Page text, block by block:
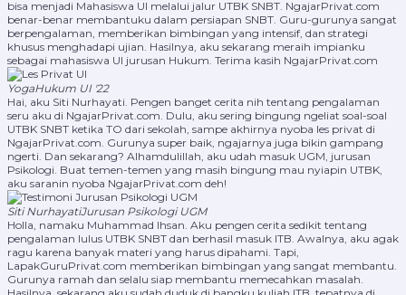
bisa menjadi Mahasiswa UI melalui jalur UTBK SNBT. NgajarPrivat.com
benar-benar membantuku dalam persiapan SNBT. Guru-gurunya sangat
berpengalaman, memberikan bimbingan yang intensif, dan strategi
khusus menghadapi ujian. Hasilnya, aku sekarang meraih impianku
sebagai mahasiswa UI jurusan Hukum. Terima kasih NgajarPrivat.com
YogaHukum UI '22
Hai, aku Siti Nurhayati. Pengen banget cerita nih tentang pengalaman
seru aku di NgajarPrivat.com. Dulu, aku sering bingung ngeliat soal-soal
UTBK SNBT ketika TO dari sekolah, sampe akhirnya nyoba les privat di
NgajarPrivat.com. Gurunya super baik, ngajarnya juga bikin gampang
ngerti. Dan sekarang? Alhamdulillah, aku udah masuk UGM, jurusan
Psikologi. Buat temen-temen yang masih bingung mau nyiapin UTBK,
aku saranin nyoba NgajarPrivat.com deh!
Siti NurhayatiJurusan Psikologi UGM
Holla, namaku Muhammad Ihsan. Aku pengen cerita sedikit tentang
pengalaman lulus UTBK SNBT dan berhasil masuk ITB. Awalnya, aku agak
ragu karena banyak materi yang harus dipahami. Tapi,
LapakGuruPrivat.com memberikan bimbingan yang sangat membantu.
Gurunya ramah dan selalu siap membantu memecahkan masalah.